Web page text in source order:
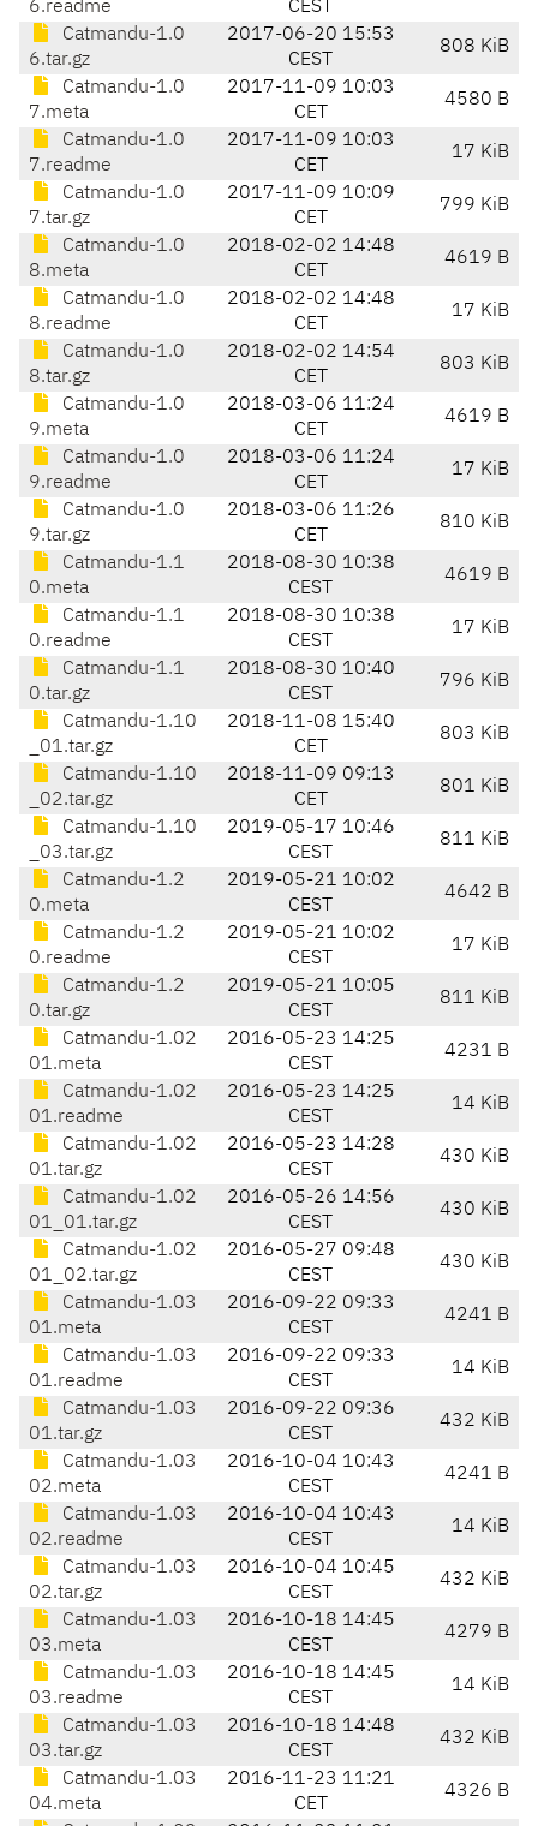
6.readme
CEST
Catmandu-1.0
6.tar.gz
2017-06-20 15:53
CEST
808 KiB
Catmandu-1.0
7.meta
2017-11-09 10:03
CET
4580 B
Catmandu-1.0
7.readme
2017-11-09 10:03
CET
17 KiB
Catmandu-1.0
7.tar.gz
2017-11-09 10:09
CET
799 KiB
Catmandu-1.0
8.meta
2018-02-02 14:48
CET
4619 B
Catmandu-1.0
8.readme
2018-02-02 14:48
CET
17 KiB
Catmandu-1.0
8.tar.gz
2018-02-02 14:54
CET
803 KiB
Catmandu-1.0
9.meta
2018-03-06 11:24
CET
4619 B
Catmandu-1.0
9.readme
2018-03-06 11:24
CET
17 KiB
Catmandu-1.0
9.tar.gz
2018-03-06 11:26
CET
810 KiB
Catmandu-1.1
0.meta
2018-08-30 10:38
CEST
4619 B
Catmandu-1.1
0.readme
2018-08-30 10:38
CEST
17 KiB
Catmandu-1.1
0.tar.gz
2018-08-30 10:40
CEST
796 KiB
Catmandu-1.10
_01.tar.gz
2018-11-08 15:40
CET
803 KiB
Catmandu-1.10
_02.tar.gz
2018-11-09 09:13
CET
801 KiB
Catmandu-1.10
_03.tar.gz
2019-05-17 10:46
CEST
811 KiB
Catmandu-1.2
0.meta
2019-05-21 10:02
CEST
4642 B
Catmandu-1.2
0.readme
2019-05-21 10:02
CEST
17 KiB
Catmandu-1.2
0.tar.gz
2019-05-21 10:05
CEST
811 KiB
Catmandu-1.02
01.meta
2016-05-23 14:25
CEST
4231 B
Catmandu-1.02
01.readme
2016-05-23 14:25
CEST
14 KiB
Catmandu-1.02
01.tar.gz
2016-05-23 14:28
CEST
430 KiB
Catmandu-1.02
01_01.tar.gz
2016-05-26 14:56
CEST
430 KiB
Catmandu-1.02
01_02.tar.gz
2016-05-27 09:48
CEST
430 KiB
Catmandu-1.03
01.meta
2016-09-22 09:33
CEST
4241 B
Catmandu-1.03
01.readme
2016-09-22 09:33
CEST
14 KiB
Catmandu-1.03
01.tar.gz
2016-09-22 09:36
CEST
432 KiB
Catmandu-1.03
02.meta
2016-10-04 10:43
CEST
4241 B
Catmandu-1.03
02.readme
2016-10-04 10:43
CEST
14 KiB
Catmandu-1.03
02.tar.gz
2016-10-04 10:45
CEST
432 KiB
Catmandu-1.03
03.meta
2016-10-18 14:45
CEST
4279 B
Catmandu-1.03
03.readme
2016-10-18 14:45
CEST
14 KiB
Catmandu-1.03
03.tar.gz
2016-10-18 14:48
CEST
432 KiB
Catmandu-1.03
04.meta
2016-11-23 11:21
CET
4326 B